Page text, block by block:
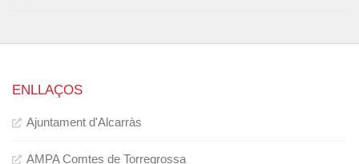
ENLLAÇOS
Ajuntament d'Alcarràs
AMPA Comtes de Torregrossa